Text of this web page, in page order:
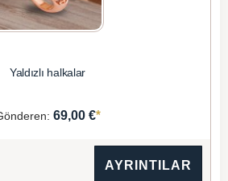
Yaldızlı halkalar
69,00 €*
AYRINTILAR